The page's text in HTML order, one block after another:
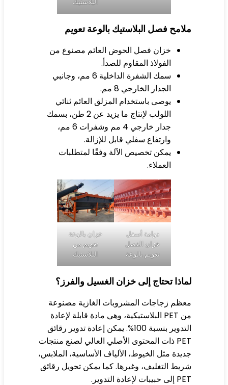
فصل البلاستيك بالوعة تعويم
خزان فصل الحوض العائم مصنوع من
الفولاذ المقاوم للصدأ.
سمك الشفرة الداخلية 6 مم، وجانبي
الجدار الخارجي 8 مم.
يوصى باستخدام المزلق العائم ثنائي
اللولب لإنتاج ما يزيد عن 2 طن، بسمك
جدار خارجي 4 مم وشفرات 6 مم،
وارتفاع سفلي قابل للإزالة.
يمكن تخصيص الآلة وفقًا لمتطلبات
خزان بالوعة
تعويم من
البلاستيك
تحتاج إلى خزان الغسيل والفرز؟
زجاجات المشروبات الغازية مصنوعة
البلاستيكية، وهي مادة قابلة لإعادة
التدوير بنسبة 100%. يمكن إعادة تدوير رقائق
PET ذات المحتوى الأصلي العالي لصنع منتجات
مثل الخيوط، الألياف الأساسية، الملابس،
التغليف، وغيرها. كما يمكن تحويل رقائق